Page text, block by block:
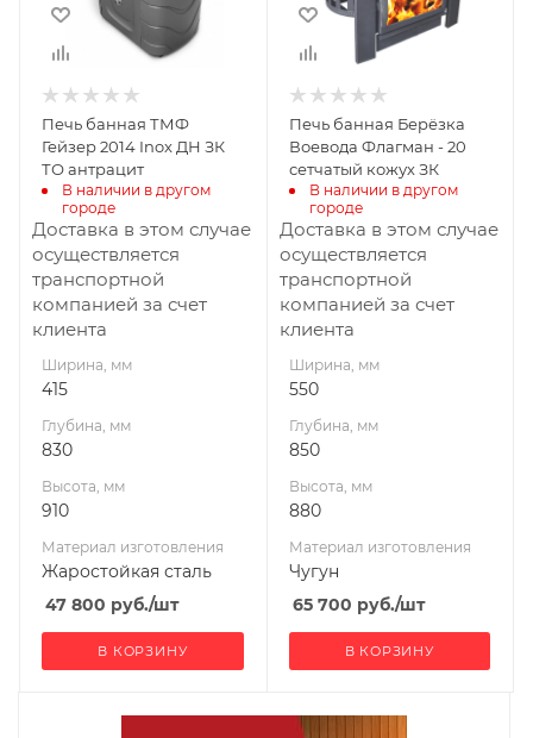
910
Материал
Жаростойкая
сталь
Вид топлива
Дрова
Диаметр дымохода,
мм
115
Длина дров, мм
500
Масса камней, кг
63
Гарантия, мес.
12
Печь банная ТМФ
Гейзер 2014 Inox ДН ЗК
ТО антрацит
В наличии в другом
городе
Доставка в этом случае
осуществляется
транспортной
компанией за счет
клиента
Ширина, мм
415
Глубина, мм
830
Высота, мм
910
Материал изготовления
Жаростойкая сталь
47 800 руб./шт
В КОРЗИНУ
880
Материал
Чугун
Вид топлива
Дрова
Диаметр дымохода,
мм
115
Длина дров, мм
500
200
880x550x850
12
Печь банная Берёзка
Воевода Флагман - 20
сетчатый кожух ЗК
В наличии в другом
городе
Доставка в этом случае
осуществляется
транспортной
компанией за счет
клиента
Ширина, мм
550
Глубина, мм
850
Высота, мм
880
Материал изготовления
Чугун
65 700 руб./шт
В КОРЗИНУ